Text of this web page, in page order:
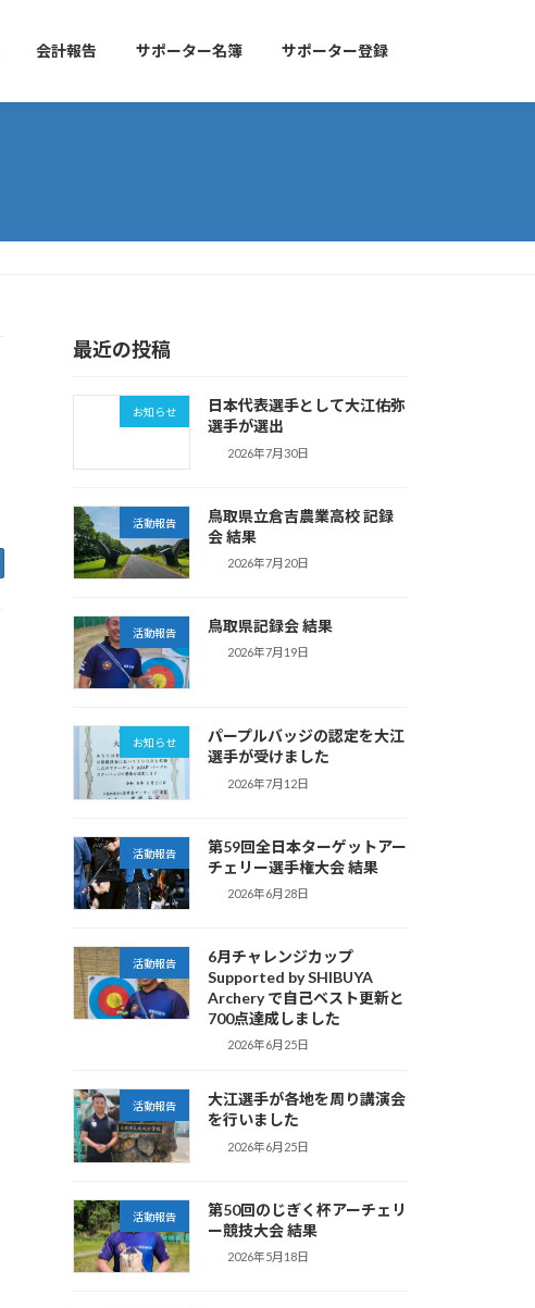
会計報告 サポーター名簿 サポーター登録
最近の投稿
お知らせ
日本代表選手として大江佑弥
選手が選出
2026年7月30日
活動報告
鳥取県立倉吉農業高校 記録
会 結果
2026年7月20日
活動報告 鳥取県記録会 結果
2026年7月19日
お知らせ
パープルバッジの認定を大江
選手が受けました
2026年7月12日
活動報告
第59回全日本ターゲットアー
チェリー選手権大会 結果
2026年6月28日
活動報告
6月チャレンジカップ
Supported by SHIBUYA
Archery で自己ベスト更新と
700点達成しました
2026年6月25日
活動報告
大江選手が各地を周り講演会
を行いました
2026年6月25日
活動報告
第50回のじぎく杯アーチェリ
ー競技大会 結果
2026年5月18日